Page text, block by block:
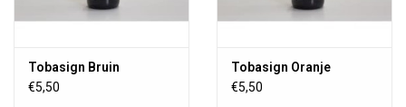
Tobasign Bruin
€5,50
Tobasign Oranje
€5,50